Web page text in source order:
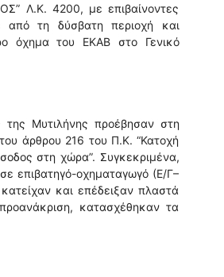
Λ.Κ. 4200, με επιβαίνοντες
από τη δύσβατη περιοχή και
όχημα του ΕΚΑΒ στο Γενικό
Μυτιλήνης προέβησαν στη
άρθρου 216 του Π.Κ. “Κατοχή
στη χώρα”. Συγκεκριμένα,
επιβατηγό-οχηματαγωγό (Ε/Γ–
και επέδειξαν πλαστά
κατασχέθηκαν τα